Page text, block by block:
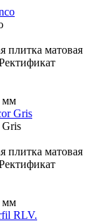
плитка матовая
мм
Gris
плитка матовая
мм